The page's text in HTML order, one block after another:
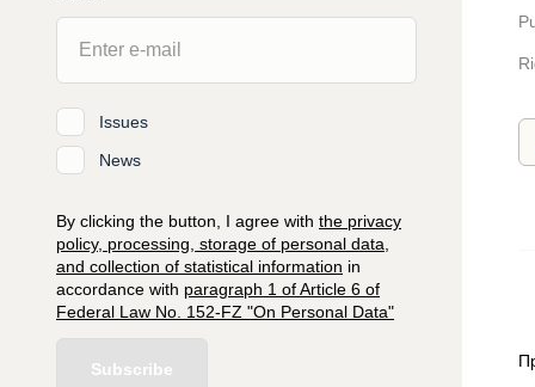
Issues
News
By clicking the button, I agree with the privacy
policy, processing, storage of personal data,
and collection of statistical information in
accordance with paragraph 1 of Article 6 of
Federal Law No. 152-FZ "On Personal Data"
Subscribe